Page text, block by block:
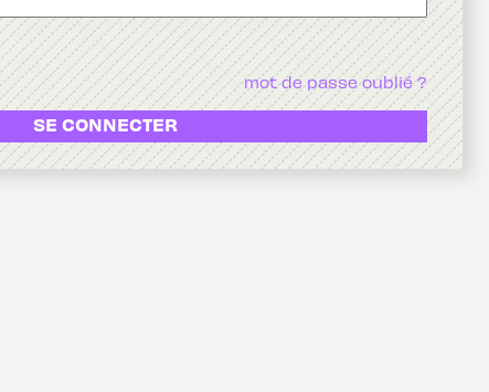
mot de passe oublié ?
SE CONNECTER